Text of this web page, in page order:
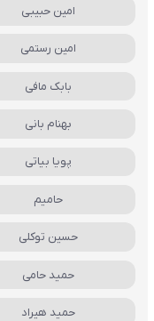
امین حبیبی
امین رستمی
بابک مافی
بهنام بانی
پویا بیاتی
حامیم
حسین توکلی
حمید حامی
حمید هیراد